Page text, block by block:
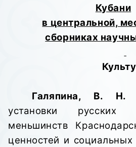
Кубани
в центральной,
сборниках
Галяпина, В. Н.
установки русских
меньшинств
ценностей и